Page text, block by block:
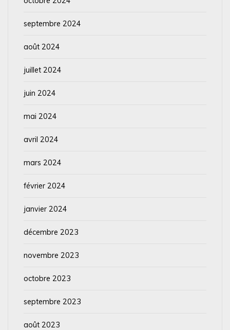
septembre 2024
août 2024
juillet 2024
juin 2024
mai 2024
avril 2024
mars 2024
février 2024
janvier 2024
décembre 2023
novembre 2023
octobre 2023
septembre 2023
août 2023